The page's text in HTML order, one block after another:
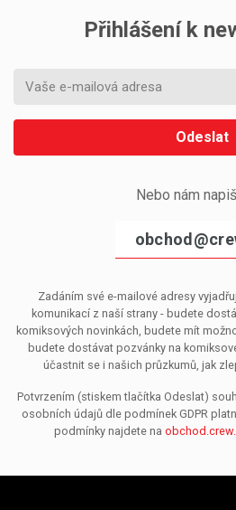
Přihlášení k
Odeslat
Nebo nám
Zadáním své e-mailové adresy
komunikací z naší strany - budete
komiksových novinkách, budete mít
budete dostávat pozvánky na
účastnit se i našich průzkumů, jak
Potvrzením (stiskem tlačítka Odeslat)
osobních údajů dle podmínek GDPR
podmínky najdete na